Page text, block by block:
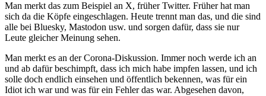
Man merkt das zum Beispiel an X, früher Twitter. Früher hat man
sich da die Köpfe eingeschlagen. Heute trennt man das, und die sind
alle bei Bluesky, Mastodon usw. und sorgen dafür, dass sie nur
Leute gleicher Meinung sehen.
Man merkt es an der Corona-Diskussion. Immer noch werde ich an
und ab dafür beschimpft, dass ich mich habe impfen lassen, und ich
solle doch endlich einsehen und öffentlich bekennen, was für ein
Idiot ich war und was für ein Fehler das war. Abgesehen davon,